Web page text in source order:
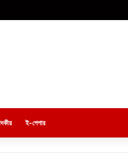
ই-পেপার